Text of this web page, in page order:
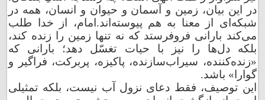
در این بیان، زمین و آسمان و حیوان و انسان، همه در
شبکه‌ای از معنا به هم پیوسته‌اند.امام، از خدا طلب
می‌کند بارانی فروفرستد که نه تنها زمین را زنده کند،
بلکه دل‌ها را نیز با حیات تغسّل دهد؛ بارانی که
«زنده‌کننده، سیراب‌سازنده، پاکیزه، پربرکت، فراگیر و
گوارا» باشد.
این توصیف، فقط دعای نزول آب نیست، بلکه تمثیلی